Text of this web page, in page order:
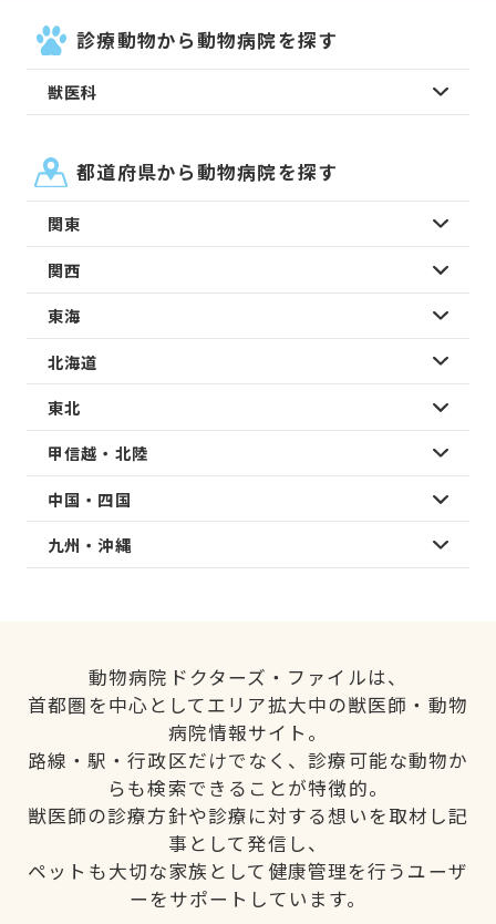
診療動物から動物病院を探す
獣医科
都道府県から動物病院を探す
関東
関西
東海
北海道
東北
甲信越・北陸
中国・四国
九州・沖縄
動物病院ドクターズ・ファイルは、
首都圏を中心としてエリア拡大中の獣医師・動物
病院情報サイト。
路線・駅・行政区だけでなく、診療可能な動物か
らも検索できることが特徴的。
獣医師の診療方針や診療に対する想いを取材し記
事として発信し、
ペットも大切な家族として健康管理を行うユーザ
ーをサポートしています。